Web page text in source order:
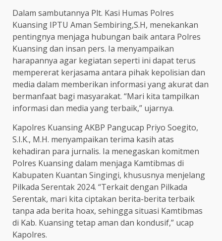
Dalam sambutannya Plt. Kasi Humas Polres
Kuansing IPTU Aman Sembiring,S.H, menekankan
pentingnya menjaga hubungan baik antara Polres
Kuansing dan insan pers. Ia menyampaikan
harapannya agar kegiatan seperti ini dapat terus
mempererat kerjasama antara pihak kepolisian dan
media dalam memberikan informasi yang akurat dan
bermanfaat bagi masyarakat. “Mari kita tampilkan
informasi dan media yang terbaik,” ujarnya.
Kapolres Kuansing AKBP Pangucap Priyo Soegito,
S.I.K., M.H. menyampaikan terima kasih atas
kehadiran para jurnalis. Ia menegaskan komitmen
Polres Kuansing dalam menjaga Kamtibmas di
Kabupaten Kuantan Singingi, khususnya menjelang
Pilkada Serentak 2024. “Terkait dengan Pilkada
Serentak, mari kita ciptakan berita-berita terbaik
tanpa ada berita hoax, sehingga situasi Kamtibmas
di Kab. Kuansing tetap aman dan kondusif,” ucap
Kapolres.